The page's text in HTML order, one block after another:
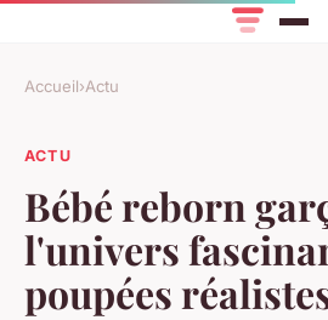
Accueil›Actu
ACTU
Bébé reborn
l'univers
poupées